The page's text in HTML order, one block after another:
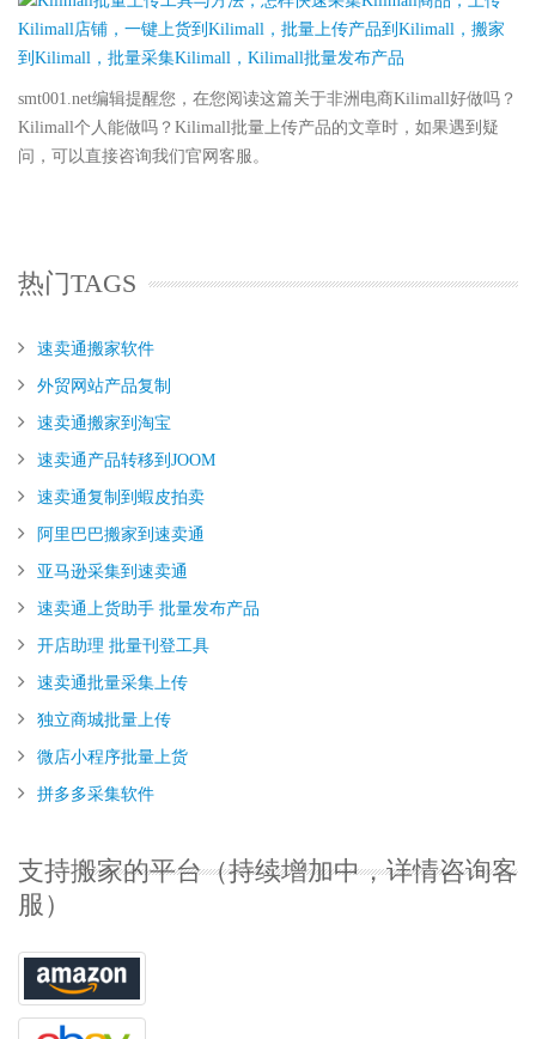
smt001.net编辑提醒您，在您阅读这篇关于非洲电商Kilimall好做吗？
Kilimall个人能做吗？Kilimall批量上传产品的文章时，如果遇到疑
问，可以直接咨询我们官网客服。
热门TAGS
速卖通搬家软件
外贸网站产品复制
速卖通搬家到淘宝
速卖通产品转移到JOOM
速卖通复制到蝦皮拍卖
阿里巴巴搬家到速卖通
亚马逊采集到速卖通
速卖通上货助手 批量发布产品
开店助理 批量刊登工具
速卖通批量采集上传
独立商城批量上传
微店小程序批量上货
拼多多采集软件
支持搬家的平台（持续增加中，详情咨询客
服）